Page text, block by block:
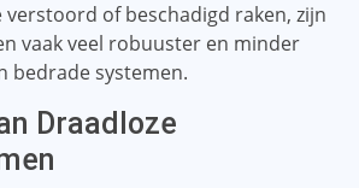
verstoord of beschadigd raken, zijn
vaak veel robuuster en minder
bedrade systemen.
Draadloze